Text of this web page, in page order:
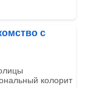
с
колорит